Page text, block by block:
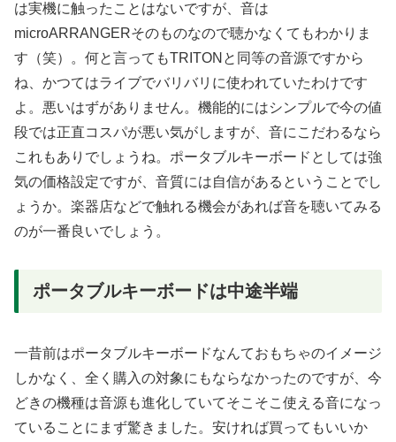
は実機に触ったことはないですが、音は
microARRANGERそのものなので聴かなくてもわかりま
す（笑）。何と言ってもTRITONと同等の音源ですから
ね、かつてはライブでバリバリに使われていたわけです
よ。悪いはずがありません。機能的にはシンプルで今の値
段では正直コスパが悪い気がしますが、音にこだわるなら
これもありでしょうね。ポータブルキーボードとしては強
気の価格設定ですが、音質には自信があるということでし
ょうか。楽器店などで触れる機会があれば音を聴いてみる
のが一番良いでしょう。
ポータブルキーボードは中途半端
一昔前はポータブルキーボードなんておもちゃのイメージ
しかなく、全く購入の対象にもならなかったのですが、今
どきの機種は音源も進化していてそこそこ使える音になっ
ていることにまず驚きました。安ければ買ってもいいか